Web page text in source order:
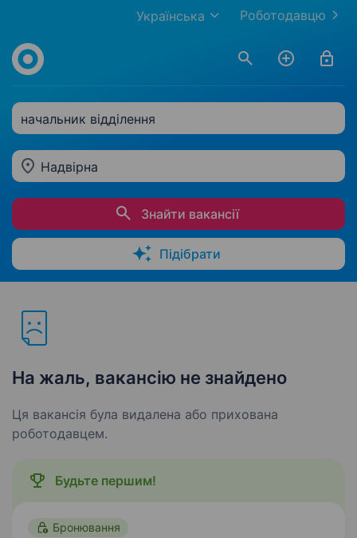
Роботодавцю
Українська
начальник відділення
Надвірна
Знайти вакансії
Підібрати
На жаль, вакансію не знайдено
Ця вакансія була видалена або прихована
роботодавцем.
Будьте першим!
Бронювання